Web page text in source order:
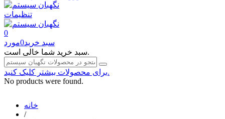
تنظیمات
0
سبد خرید0مورد
سبد خرید شما خالی است.
برای محصولات بیشتر کلیک کنید.
No products were found.
خانه
/